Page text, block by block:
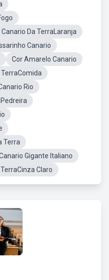
Canario Da TerraLaranja
Canario
Cor Amarelo Canario
Rio
Terra
Gigante Italiano
Claro